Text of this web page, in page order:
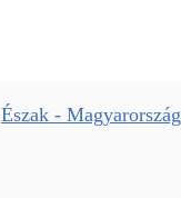
Észak - Magyarország